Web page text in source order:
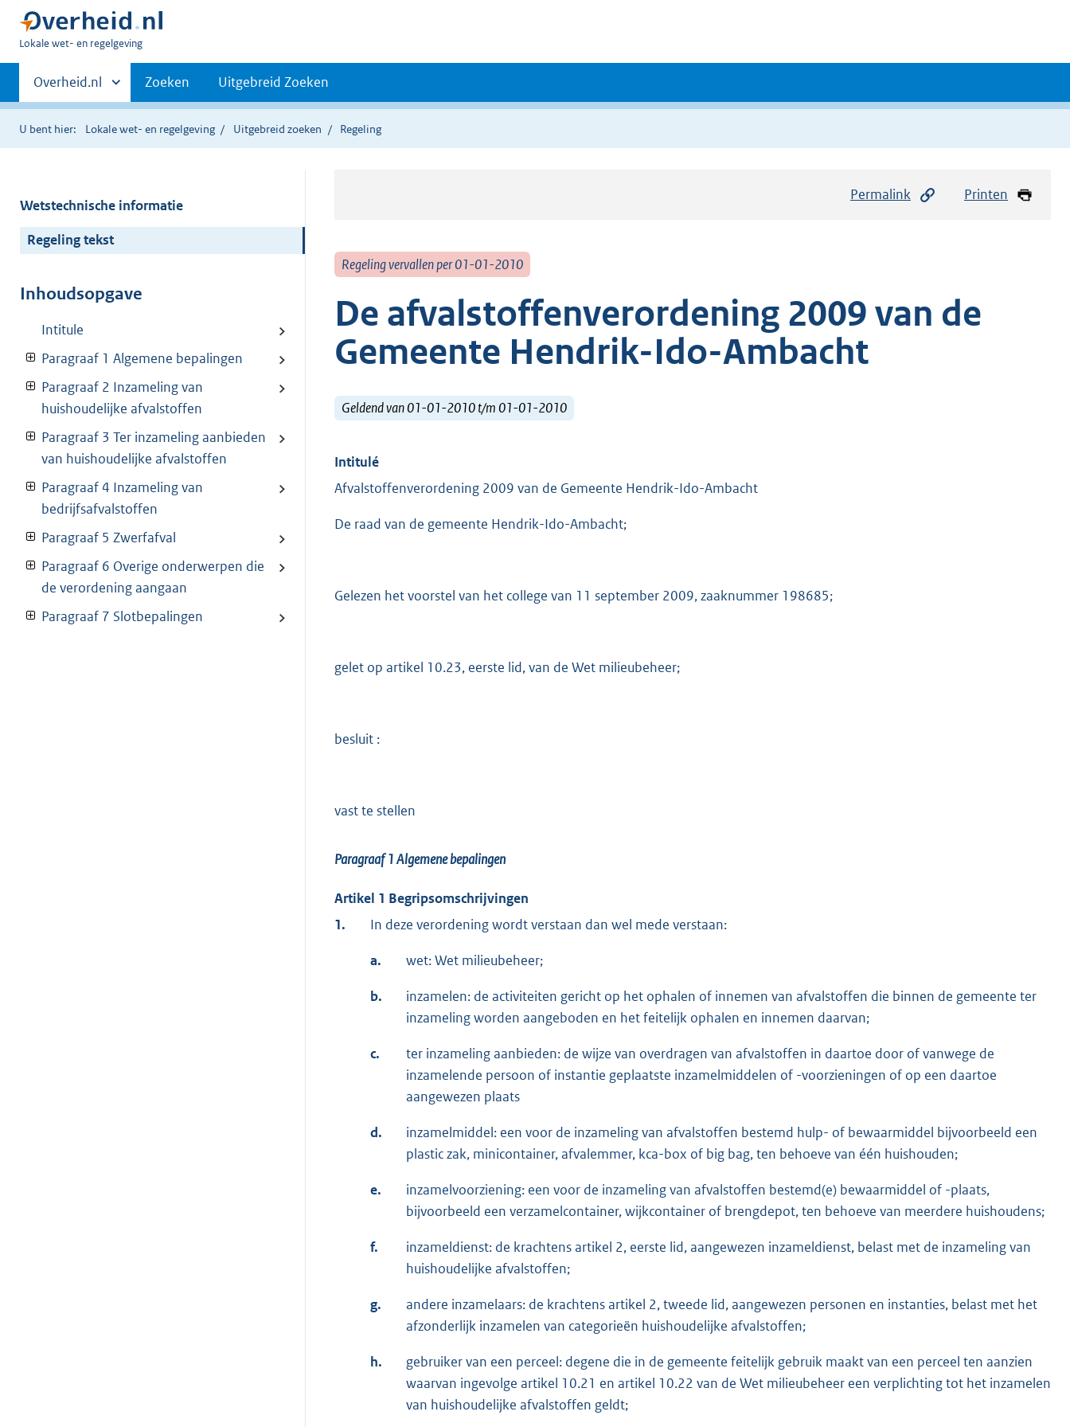
U
hier:
Lokale wet- en regelgeving
Primaire
navigatie
Andere
sites
binnen
Overheid.nl Zoeken Uitgebreid Zoeken
U bent hier: Lokale wet- en regelgeving Uitgebreid zoeken Regeling
Wetstechnische informatie
Regeling tekst
Inhoudsopgave
Intitule
Paragraaf 1 Algemene bepalingen
Paragraaf 2 Inzameling van
huishoudelijke afvalstoffen
Paragraaf 3 Ter inzameling aanbieden
van huishoudelijke afvalstoffen
Paragraaf 4 Inzameling van
bedrijfsafvalstoffen
Paragraaf 5 Zwerfafval
Paragraaf 6 Overige onderwerpen die
de verordening aangaan
Paragraaf 7 Slotbepalingen
Permalink Printen
Regeling vervallen per 01-01-2010
De afvalstoffenverordening 2009 van de
Gemeente Hendrik-Ido-Ambacht
Geldend van 01-01-2010 t/m 01-01-2010
Intitulé
Afvalstoffenverordening 2009 van de Gemeente Hendrik-Ido-Ambacht
De raad van de gemeente Hendrik-Ido-Ambacht;
Gelezen het voorstel van het college van 11 september 2009, zaaknummer 198685;
gelet op artikel 10.23, eerste lid, van de Wet milieubeheer;
besluit :
vast te stellen
Paragraaf 1Algemene bepalingen
Artikel 1 Begripsomschrijvingen
1.
In deze verordening wordt verstaan dan wel mede verstaan:
a. wet: Wet milieubeheer;
b.
inzamelen: de activiteiten gericht op het ophalen of innemen van afvalstoffen die binnen de gemeente ter
inzameling worden aangeboden en het feitelijk ophalen en innemen daarvan;
c.
ter inzameling aanbieden: de wijze van overdragen van afvalstoffen in daartoe door of vanwege de
inzamelende persoon of instantie geplaatste inzamelmiddelen of -voorzieningen of op een daartoe
aangewezen plaats
d.
inzamelmiddel: een voor de inzameling van afvalstoffen bestemd hulp- of bewaarmiddel bijvoorbeeld een
plastic zak, minicontainer, afvalemmer, kca-box of big bag, ten behoeve van één huishouden;
e.
inzamelvoorziening: een voor de inzameling van afvalstoffen bestemd(e) bewaarmiddel of -plaats,
bijvoorbeeld een verzamelcontainer, wijkcontainer of brengdepot, ten behoeve van meerdere huishoudens;
f.
inzameldienst: de krachtens artikel 2, eerste lid, aangewezen inzameldienst, belast met de inzameling van
huishoudelijke afvalstoffen;
g.
andere inzamelaars: de krachtens artikel 2, tweede lid, aangewezen personen en instanties, belast met het
afzonderlijk inzamelen van categorieën huishoudelijke afvalstoffen;
h.
gebruiker van een perceel: degene die in de gemeente feitelijk gebruik maakt van een perceel ten aanzien
waarvan ingevolge artikel 10.21 en artikel 10.22 van de Wet milieubeheer een verplichting tot het inzamelen
van huishoudelijke afvalstoffen geldt;